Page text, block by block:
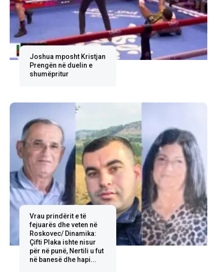
Joshua mposht Kristjan
Prengën në duelin e
shumëpritur
Vrau prindërit e të
fejuarës dhe veten në
Roskovec/ Dinamika:
Çifti Plaka ishte nisur
për në punë, Nertili u fut
në banesë dhe hapi...